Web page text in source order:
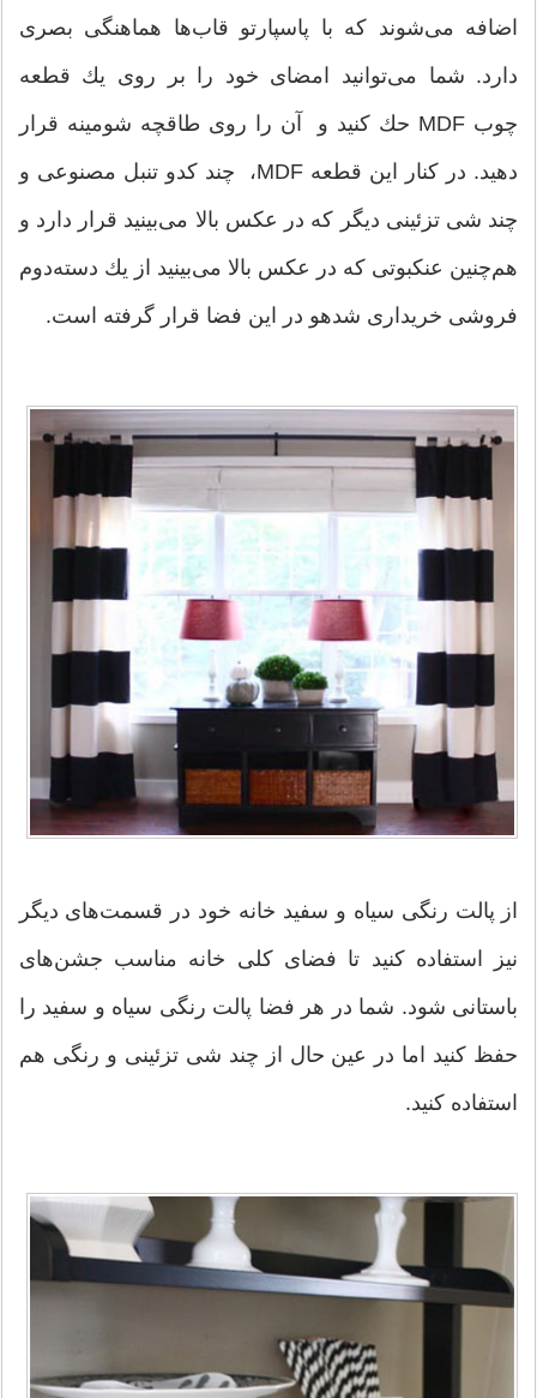
اضافه می‌شوند كه با پاسپارتو قاب‌ها هماهنگی بصری
دارد. شما می‌توانید امضای خود را بر روی یك قطعه
چوب MDF حك كنید و آن را روی طاقچه شومینه قرار
دهید. در كنار این قطعه MDF، چند كدو تنبل مصنوعی و
چند شی تزئینی دیگر كه در عكس بالا می‌بینید قرار دارد و
هم‌چنین عنكبوتی كه در عكس بالا می‌بینید از یك دسته‌دوم
فروشی خریداری شدهو در این فضا قرار گرفته است.
از پالت رنگی سیاه و سفید خانه خود در قسمت‌های دیگر
نیز استفاده كنید تا فضای كلی خانه مناسب جشن‌های
باستانی شود. شما در هر فضا پالت رنگی سیاه و سفید را
حفظ كنید اما در عین حال از چند شی تزئینی و رنگی هم
استفاده کنید.